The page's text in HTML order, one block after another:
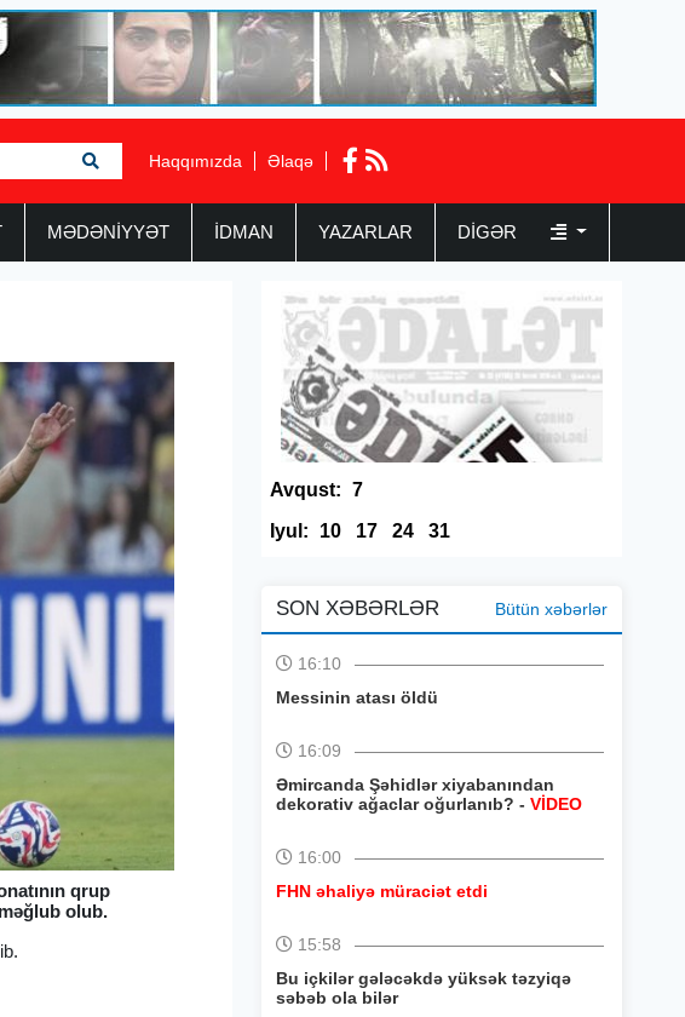
Haqqımızda Əlaqə
MƏDƏNİYYƏT İDMAN YAZARLAR DIGƏR
qrup
olub.
Avqust: 7
Iyul:
10 17 24 31
SON XƏBƏRLƏR Bütün xəbərlər
16:10
Messinin atası öldü
16:09
Əmircanda Şəhidlər xiyabanından
dekorativ ağaclar oğurlanıb? - VİDEO
16:00
FHN əhaliyə müraciət etdi
15:58
Bu içkilər gələcəkdə yüksək təzyiqə
səbəb ola bilər